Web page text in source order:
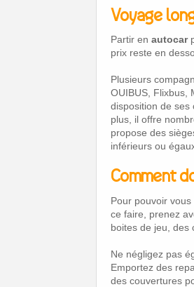
Voyage
Partir en autocar
prix reste en
Plusieurs
OUIBUS, Flixbus,
disposition de ses
plus, il offre
propose des
inférieurs ou
Comment
Pour pouvoir
ce faire, prenez
boites de jeu, des
Ne négligez pas
Emportez des
des couvertures